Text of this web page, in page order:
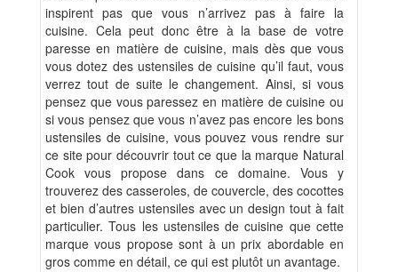
inspirent pas que vous n’arrivez pas à faire la
cuisine. Cela peut donc être à la base de votre
paresse en matière de cuisine, mais dès que vous
vous dotez des ustensiles de cuisine qu’il faut, vous
verrez tout de suite le changement. Ainsi, si vous
pensez que vous paressez en matière de cuisine ou
si vous pensez que vous n’avez pas encore les bons
ustensiles de cuisine, vous pouvez vous rendre sur
ce site pour découvrir tout ce que la marque Natural
Cook vous propose dans ce domaine. Vous y
trouverez des casseroles, de couvercle, des cocottes
et bien d’autres ustensiles avec un design tout à fait
particulier. Tous les ustensiles de cuisine que cette
marque vous propose sont à un prix abordable en
gros comme en détail, ce qui est plutôt un avantage.